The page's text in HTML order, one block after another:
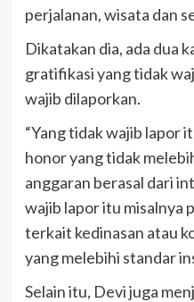
perjalanan, wisata dan
Dikatakan dia, ada dua
gratifikasi yang tidak
wajib dilaporkan.
“Yang tidak wajib lapor
honor yang tidak
anggaran berasal dari
wajib lapor itu misalnya
terkait kedinasan atau
yang melebihi standar
Selain itu, Devi juga